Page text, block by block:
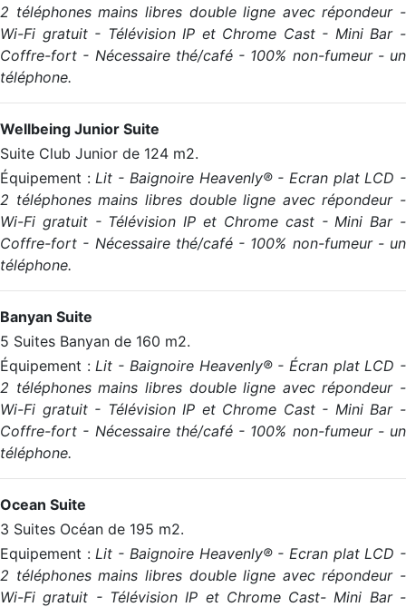
2 téléphones mains libres double ligne avec répondeur -
Wi-Fi gratuit - Télévision IP et Chrome Cast - Mini Bar -
Coffre-fort - Nécessaire thé/café - 100% non-fumeur - un
téléphone.
Wellbeing Junior Suite
Suite Club Junior de 124 m2.
Équipement :Lit - Baignoire Heavenly® - Ecran plat LCD -
2 téléphones mains libres double ligne avec répondeur -
Wi-Fi gratuit - Télévision IP et Chrome cast - Mini Bar -
Coffre-fort - Nécessaire thé/café - 100% non-fumeur - un
téléphone.
Banyan Suite
5 Suites Banyan de 160 m2.
Équipement :Lit - Baignoire Heavenly® - Écran plat LCD -
2 téléphones mains libres double ligne avec répondeur -
Wi-Fi gratuit - Télévision IP et Chrome Cast - Mini Bar -
Coffre-fort - Nécessaire thé/café - 100% non-fumeur - un
téléphone.
Ocean Suite
3 Suites Océan de 195 m2.
Equipement :Lit - Baignoire Heavenly® - Ecran plat LCD -
2 téléphones mains libres double ligne avec répondeur -
Wi-Fi gratuit - Télévision IP et Chrome Cast- Mini Bar -